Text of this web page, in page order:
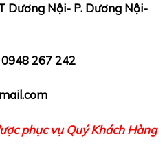
Dương Nội- P. Dương Nội-
267 242
phục vụ Quý Khách Hàng